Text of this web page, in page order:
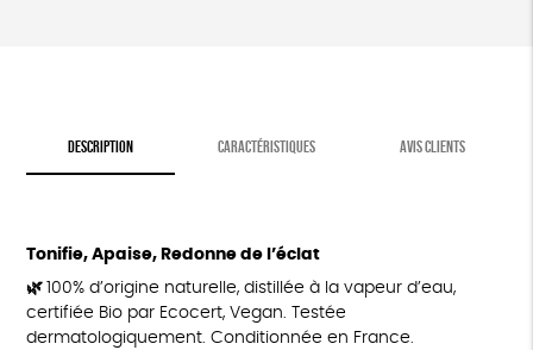
DESCRIPTION CARACTÉRISTIQUES AVIS CLIENTS
Tonifie, Apaise, Redonne de l’éclat
🌿 100% d’origine naturelle, distillée à la vapeur d’eau,
certifiée Bio par Ecocert, Vegan. Testée
dermatologiquement. Conditionnée en France.